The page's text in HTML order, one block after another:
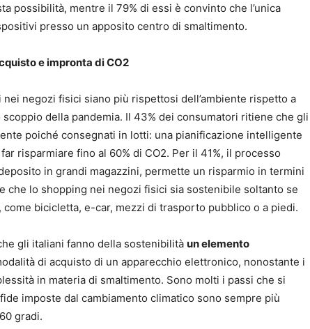
possibilità, mentre il 79% di essi è convinto che l’unica
presso un apposito centro di smaltimento.
e impronta di CO2
negozi fisici siano più rispettosi dell’ambiente rispetto a
della pandemia. Il 43% dei consumatori ritiene che gli
poiché consegnati in lotti: una pianificazione intelligente
risparmiare fino al 60% di CO2. Per il 41%, il processo
in grandi magazzini, permette un risparmio in termini
che lo shopping nei negozi fisici sia sostenibile soltanto se
bicicletta, e-car, mezzi di trasporto pubblico o a piedi.
gli italiani fanno della sostenibilità un elemento
di acquisto di un apparecchio elettronico, nonostante i
in materia di smaltimento. Sono molti i passi che si
imposte dal cambiamento climatico sono sempre più
gradi.